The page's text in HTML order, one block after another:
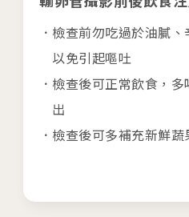
/Taichung
板橋院區
/Taipei
門診異動
檢」、「婚前健康檢查」
檢查前勿吃過於油膩、
以免引起嘔吐
檢查後可正常飲食，
出
檢查後可多補充新鮮